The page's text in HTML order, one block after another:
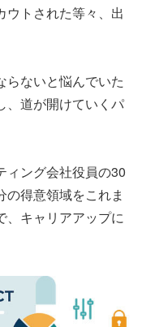
ウトされた等々、出
らないと悩んでいた
、道が開けていくパ
ィング会社役員の30
得意領域をこれま
、キャリアアップに